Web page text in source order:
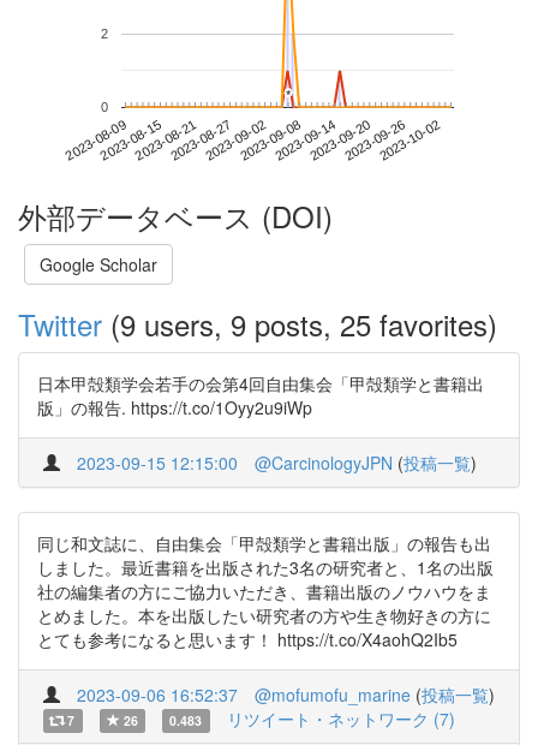
2023-08-092023-08-152023-08-212023-08-272023-09-022023-09-082023-09-142023-09-202023-09-262023-10-02
0
2
*
*
外部データベース (DOI)
Google Scholar
Twitter (9 users, 9 posts, 25 favorites)
日本甲殻類学会若手の会第4回自由集会「甲殻類学と書籍出
版」の報告. https://t.co/1Oyy2u9iWp
2023-09-15 12:15:00 @CarcinologyJPN (投稿一覧)
同じ和文誌に、自由集会「甲殻類学と書籍出版」の報告も出
しました。最近書籍を出版された3名の研究者と、1名の出版
社の編集者の方にご協力いただき、書籍出版のノウハウをま
とめました。本を出版したい研究者の方や生き物好きの方に
とても参考になると思います！ https://t.co/X4aohQ2Ib5
2023-09-06 16:52:37 @mofumofu_marine (投稿一覧)
7 26 0.483 リツイート・ネットワーク (7)